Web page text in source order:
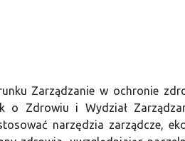
Zarządzanie w ochronie
o Zdrowiu i Wydział
narzędzia zarządcze,